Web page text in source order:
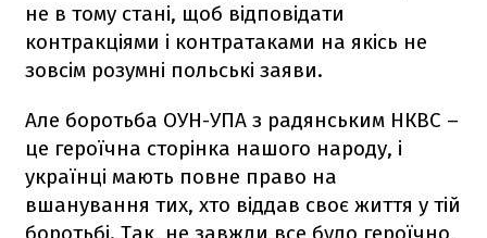
не в тому стані, щоб відповідати
контракціями і контратаками на якісь не
зовсім розумні польські заяви.
Але боротьба ОУН-УПА з радянським НКВС –
це героїчна сторінка нашого народу, і
українці мають повне право на
вшанування тих, хто віддав своє життя у тій